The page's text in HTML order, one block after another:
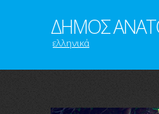
ΔΗΜΟΣ
ελληνικά